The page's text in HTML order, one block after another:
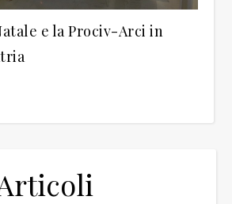
e la Prociv-Arci in